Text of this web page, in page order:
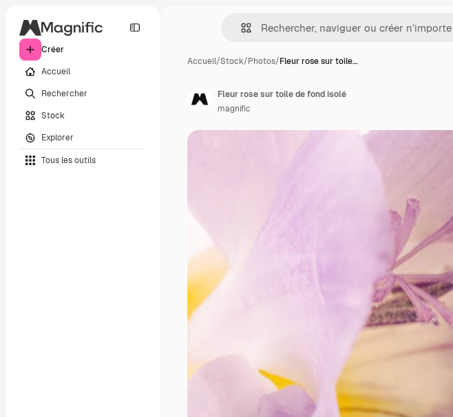
Créer
Accueil
Rechercher
Stock
Explorer
Tous les outils
Accueil/Stock/Photos/Fleur rose sur toile…
Fleur rose sur toile de fond isolé
magnific